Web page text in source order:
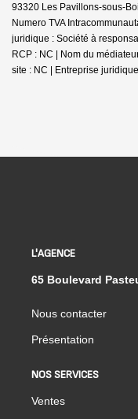
93320 Les Pavillons-sous-
Numero TVA
juridique : Société à
RCP : NC | Nom du
site : NC | Entreprise
L'AGENCE
65 Boulevard
Nous contacter
Présentation
NOS SERVICES
Ventes